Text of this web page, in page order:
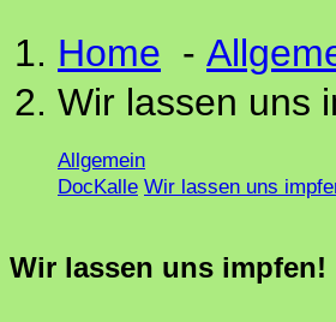
Home -
Wir lassen uns
Allgemein
DocKalle Wir lassen uns
Wir lassen uns impfen!